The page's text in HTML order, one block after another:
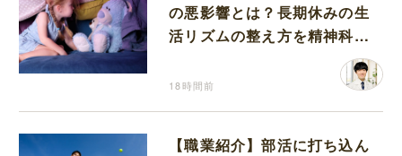
の悪影響とは？長期休みの生
活リズムの整え方を精神科医
18時間前
【職業紹介】部活に打ち込ん